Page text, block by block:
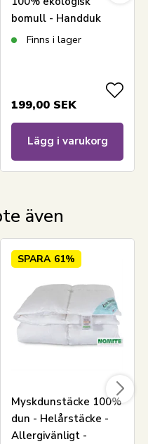
så att produktionen
och designer.
här
produkten?
bomull - Handduk
ljusblå 50x100 cm -
Finns i lager
199,00 SEK
Lägg i varukorg
även
SPARA 61%
Myskdunstäcke 100%
dun - Helårstäcke -
Allergivänligt -